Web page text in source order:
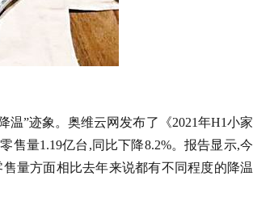
温”迹象。奥维云网发布了《2021年H1小家
售量1.19亿台,同比下降8.2%。报告显示,今
量方面相比去年来说都有不同程度的降温